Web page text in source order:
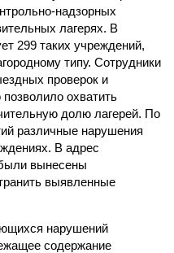
надзорных
лагерях. В
299 таких учреждений,
типу. Сотрудники
проверок и
охватить
долю лагерей. По
различные нарушения
В адрес
вынесены
выявленные
нарушений
содержание